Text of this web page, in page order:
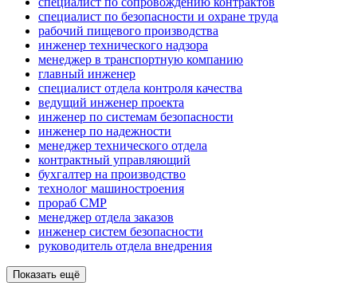
специалист по безопасности и охране труда
рабочий пищевого производства
инженер технического надзора
менеджер в транспортную компанию
главный инженер
специалист отдела контроля качества
ведущий инженер проекта
инженер по системам безопасности
инженер по надежности
менеджер технического отдела
контрактный управляющий
бухгалтер на производство
технолог машиностроения
прораб СМР
менеджер отдела заказов
инженер систем безопасности
руководитель отдела внедрения
Показать ещё